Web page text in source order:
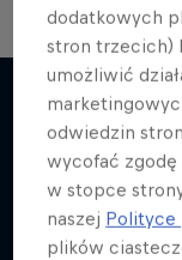
Więcej
dodatkowych
stron trzecich)
umożliwić
odwiedzin
wycofać
w stopce
naszej
plików